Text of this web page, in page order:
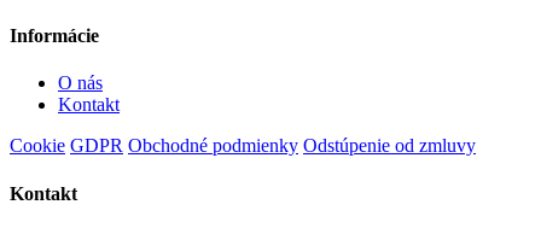
Informácie
O nás
Kontakt
Cookie GDPR Obchodné podmienky Odstúpenie od zmluvy
Kontakt